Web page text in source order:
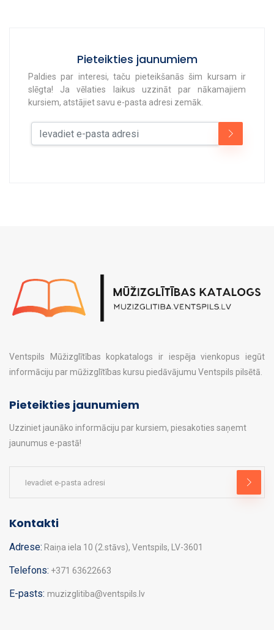
Pieteikties jaunumiem
Paldies par interesi, taču pieteikšanās šim kursam ir
slēgta! Ja vēlaties laikus uzzināt par nākamajiem
kursiem, atstājiet savu e-pasta adresi zemāk.
Ventspils Mūžizglītības kopkatalogs ir iespēja vienkopus iegūt
informāciju par mūžizglītības kursu piedāvājumu Ventspils pilsētā.
Pieteikties jaunumiem
Uzziniet jaunāko informāciju par kursiem, piesakoties saņemt
jaunumus e-pastā!
Kontakti
Adrese: Raiņa iela 10 (2.stāvs), Ventspils, LV-3601
Telefons: +371 63622663
E-pasts: muzizglitiba@ventspils.lv